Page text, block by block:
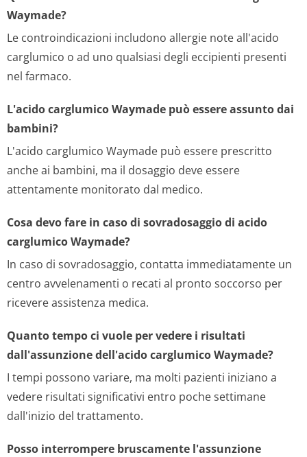
Waymade?
Le controindicazioni includono allergie note all'acido
carglumico o ad uno qualsiasi degli eccipienti presenti
nel farmaco.
L'acido carglumico Waymade può essere assunto dai
bambini?
L'acido carglumico Waymade può essere prescritto
anche ai bambini, ma il dosaggio deve essere
attentamente monitorato dal medico.
Cosa devo fare in caso di sovradosaggio di acido
carglumico Waymade?
In caso di sovradosaggio, contatta immediatamente un
centro avvelenamenti o recati al pronto soccorso per
ricevere assistenza medica.
Quanto tempo ci vuole per vedere i risultati
dall'assunzione dell'acido carglumico Waymade?
I tempi possono variare, ma molti pazienti iniziano a
vedere risultati significativi entro poche settimane
dall'inizio del trattamento.
Posso interrompere bruscamente l'assunzione